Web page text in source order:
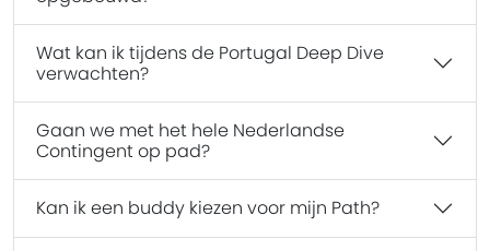
Wat kan ik tijdens de Portugal Deep Dive
verwachten?
Gaan we met het hele Nederlandse
Contingent op pad?
Kan ik een buddy kiezen voor mijn Path?